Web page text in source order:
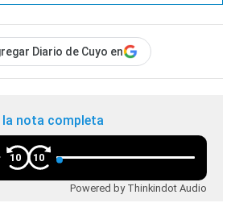
Diario de Cuyo en
la nota completa
10 10
Powered by Thinkindot Audio